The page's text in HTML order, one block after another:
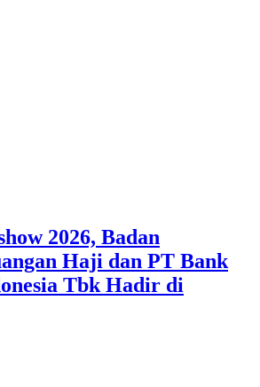
2026, Badan
Haji dan PT Bank
Tbk Hadir di